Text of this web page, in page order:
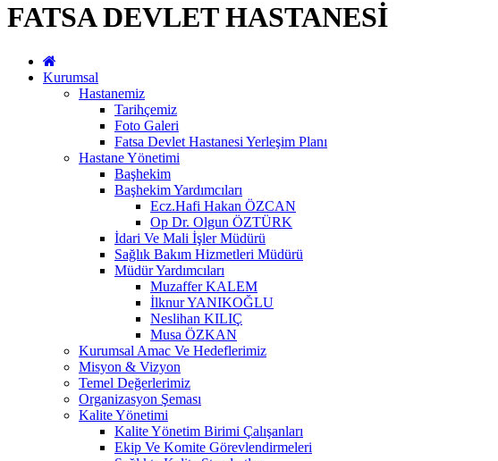
FATSA DEVLET HASTANESİ
Kurumsal
Hastanemiz
Tarihçemiz
Foto Galeri
Fatsa Devlet Hastanesi Yerleşim Planı
Hastane Yönetimi
Başhekim
Başhekim Yardımcıları
Ecz.Hafi Hakan ÖZCAN
Op Dr. Olgun ÖZTÜRK
İdari Ve Mali İşler Müdürü
Sağlık Bakım Hizmetleri Müdürü
Müdür Yardımcıları
Muzaffer KALEM
İlknur YANIKOĞLU
Neslihan KILIÇ
Musa ÖZKAN
Kurumsal Amac Ve Hedeflerimiz
Misyon & Vizyon
Temel Değerlerimiz
Organizasyon Şeması
Kalite Yönetimi
Kalite Yönetim Birimi Çalışanları
Ekip Ve Komite Görevlendirmeleri